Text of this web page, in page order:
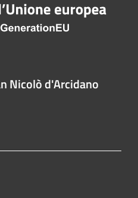
Nicolò d'Arcidano